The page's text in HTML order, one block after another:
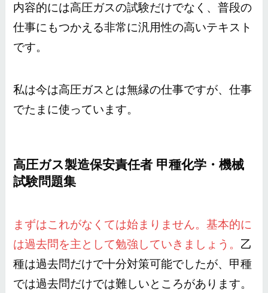
内容的には高圧ガスの試験だけでなく、普段の
仕事にもつかえる非常に汎用性の高いテキスト
です。
私は今は高圧ガスとは無縁の仕事ですが、仕事
でたまに使っています。
高圧ガス製造保安責任者 甲種化学・機械
試験問題集
まずはこれがなくては始まりません。基本的に
は過去問を主として勉強していきましょう。 乙
種は過去問だけで十分対策可能でしたが、甲種
では過去問だけでは難しいところがあります。